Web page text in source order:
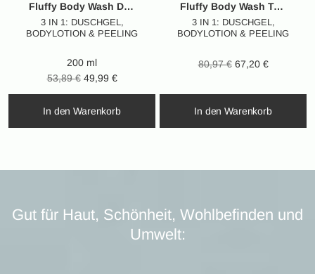
Fluffy Body Wash Duo / Winter Edition
3 IN 1: DUSCHGEL,
BODYLOTION & PEELING
200 ml
53,89€ Ursprünglicher
Preis war:
53,89 €
49,99 €Aktueller
Preis ist:
49,99 €.
In den Warenkorb
Fluffy Body Wash Trio – Winter Edition
3 IN 1: DUSCHGEL,
BODYLOTION & PEELING
80,97€ Ursprünglicher
67,20 €Aktueller
In den Warenkorb
Gut für Haut, Schönheit, Wohlbefinden und
Umwelt: